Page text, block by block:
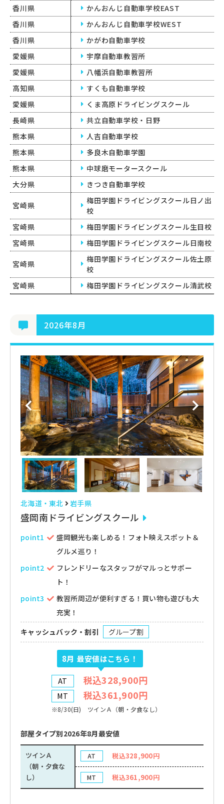
香川県
かんおんじ自動車学校EAST
香川県
かんおんじ自動車学校WEST
香川県
かがわ自動車学校
愛媛県
宇摩自動車教習所
愛媛県
八幡浜自動車教習所
高知県
すくも自動車学校
愛媛県
くま高原ドライビングスクール
長崎県
共立自動車学校・日野
熊本県
人吉自動車学校
熊本県
多良木自動車学園
熊本県
中球磨モータースクール
大分県
きつき自動車学校
宮崎県
梅田学園ドライビングスクール日ノ出
校
宮崎県
梅田学園ドライビングスクール生目校
宮崎県
梅田学園ドライビングスクール日南校
宮崎県
梅田学園ドライビングスクール佐土原
校
宮崎県
梅田学園ドライビングスクール清武校
2026年8月
北海道・東北 岩手県
盛岡南ドライビングスクール
point1
盛岡観光も楽しめる！フォト映えスポット＆
グルメ巡り！
point2
フレンドリーなスタッフがマルっとサポー
ト！
point3
教習所周辺が便利すぎる！買い物も遊びも大
充実！
キャッシュバック・割引
グループ割
8月 最安値はこちら！
AT 税込328,900円
MT 税込361,900円
※8/30(日) ツインＡ（朝・夕食なし）
部屋タイプ別2026年8月最安値
ツインＡ
（朝・夕食な
し）
AT 税込328,900円
MT 税込361,900円